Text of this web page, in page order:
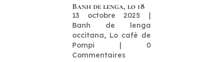
Banh de lenga, lo 18
13 octobre 2025 |
Banh de lenga
occitana, Lo cafè de
Pompi | 0
Commentaires